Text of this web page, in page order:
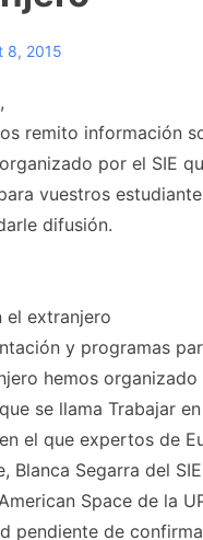
8, 2015
remito información
por el SIE
vuestros
difusión.
el extranjero
y programas
hemos organizado
se llama Trabajar
el que expertos de
Blanca Segarra del
Space de la
pendiente de